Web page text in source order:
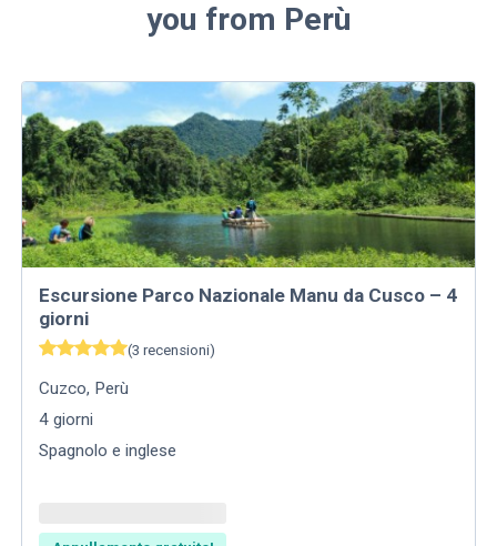
you from Perù
Escursione Parco Nazionale Manu da Cusco – 4
giorni
(3 recensioni)
Cuzco, Perù
4 giorni
Spagnolo e inglese